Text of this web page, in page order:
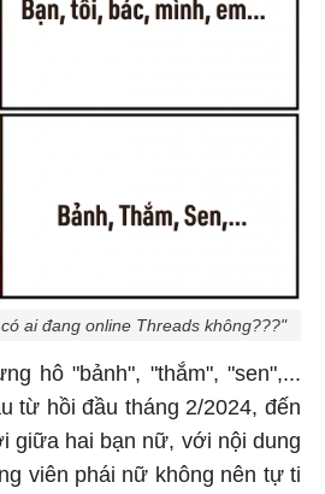
ai đang online Threads không???"
hô "bảnh", "thắm", "sen",...
từ hồi đầu tháng 2/2024, đến
giữa hai bạn nữ, với nội dung
viên phái nữ không nên tự ti